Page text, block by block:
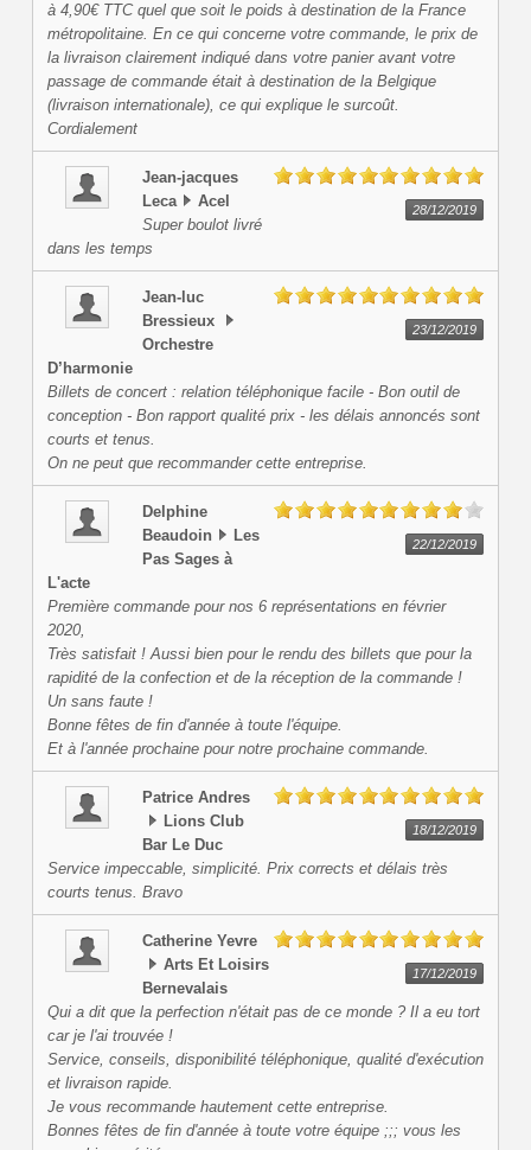
à 4,90€ TTC quel que soit le poids à destination de la France
métropolitaine. En ce qui concerne votre commande, le prix de
la livraison clairement indiqué dans votre panier avant votre
passage de commande était à destination de la Belgique
(livraison internationale), ce qui explique le surcoût.
Cordialement
28/12/2019
Jean-jacques
Leca
Acel
Super boulot livré
dans les temps
23/12/2019
Jean-luc
Bressieux
Orchestre
D’harmonie
Billets de concert : relation téléphonique facile - Bon outil de
conception - Bon rapport qualité prix - les délais annoncés sont
courts et tenus.
On ne peut que recommander cette entreprise.
22/12/2019
Delphine
Beaudoin
Les
Pas Sages à
L'acte
Première commande pour nos 6 représentations en février
2020,
Très satisfait ! Aussi bien pour le rendu des billets que pour la
rapidité de la confection et de la réception de la commande !
Un sans faute !
Bonne fêtes de fin d'année à toute l'équipe.
Et à l'année prochaine pour notre prochaine commande.
18/12/2019
Patrice Andres
Lions Club
Bar Le Duc
Service impeccable, simplicité. Prix corrects et délais très
courts tenus. Bravo
17/12/2019
Catherine Yevre
Arts Et Loisirs
Bernevalais
Qui a dit que la perfection n'était pas de ce monde ? Il a eu tort
car je l'ai trouvée !
Service, conseils, disponibilité téléphonique, qualité d'exécution
et livraison rapide.
Je vous recommande hautement cette entreprise.
Bonnes fêtes de fin d'année à toute votre équipe ;;; vous les